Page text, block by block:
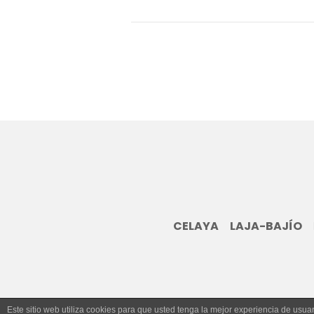
CELAYA LAJA-BAJÍO
Este sitio web utiliza cookies para que usted tenga la mejor experiencia de